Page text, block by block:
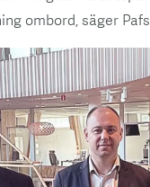
ombord, säger